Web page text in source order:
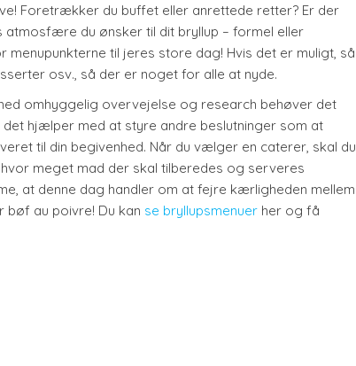
Foretrækker du buffet eller anrettede retter? Er der
du ønsker til dit bryllup – formel eller
til jeres store dag! Hvis det er muligt, så
osv., så der er noget for alle at nyde.
omhyggelig overvejelse og research behøver det
hjælper med at styre andre beslutninger som at
til din begivenhed. Når du vælger en caterer, skal du
meget mad der skal tilberedes og serveres
at denne dag handler om at fejre kærligheden mellem
bøf au poivre! Du kan se bryllupsmenuer her og få